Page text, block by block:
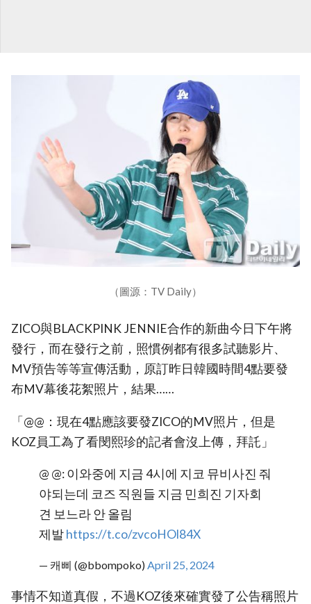
（圖源：TV Daily）
ZICO與BLACKPINK JENNIE合作的新曲今日下午將
發行，而在發行之前，照慣例都有很多試聽影片、
MV預告等等宣傳活動，原訂昨日韓國時間4點要發
布MV幕後花絮照片，結果……
「@@：現在4點應該要發ZICO的MV照片，但是
KOZ員工為了看閔熙珍的記者會沒上傳，拜託」
@ @: 이와중에 지금 4시에 지코 뮤비사진 줘
야되는데 코즈 직원들 지금 민희진 기자회
견 보느라 안 올림
제발https://t.co/zvcoHOl84X
— 캐삐 (@bbompoko)April 25, 2024
事情不知道真假，不過KOZ後來確實發了公告稱照片